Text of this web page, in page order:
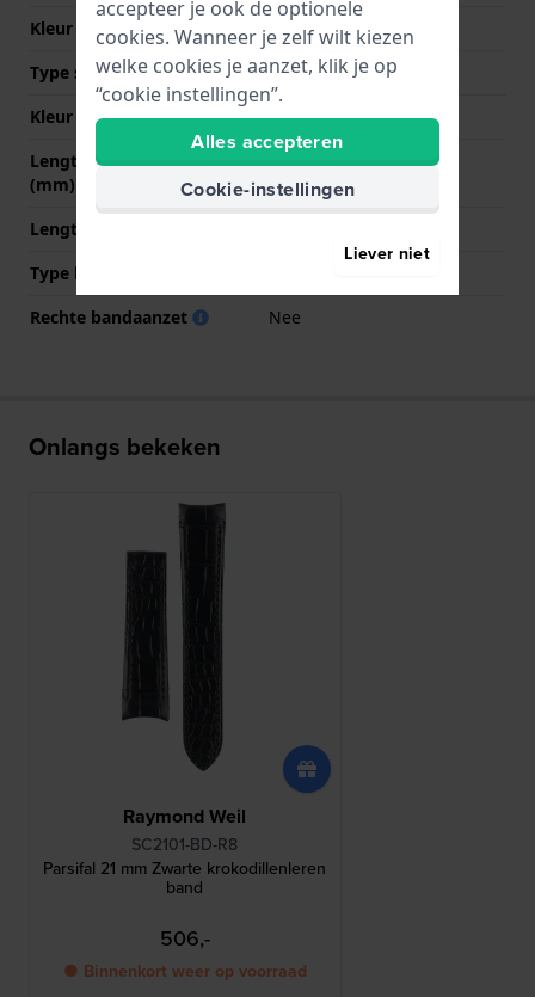
Kleur stiksel
Zwart
Type sluiting
Geen
Kleur sluiting
NVT
Lengte band op 12 uur
(mm)
Lengte band op 6 uur (mm)
Type bevestiging
Rechte bandaanzet
Nee
Onlangs bekeken
Raymond Weil
SC2101-BD-R8
Parsifal 21 mm Zwarte krokodillenleren
band
506,-
● Binnenkort weer op voorraad
accepteer je ook de optionele
cookies. Wanneer je zelf wilt kiezen
welke cookies je aanzet, klik je op
“cookie instellingen”.
Alles accepteren
Cookie-instellingen
Liever niet